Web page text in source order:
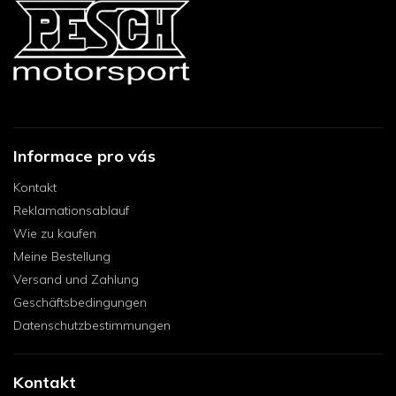
Informace pro vás
Kontakt
Reklamationsablauf
Wie zu kaufen
Meine Bestellung
Versand und Zahlung
Geschäftsbedingungen
Datenschutzbestimmungen
Kontakt